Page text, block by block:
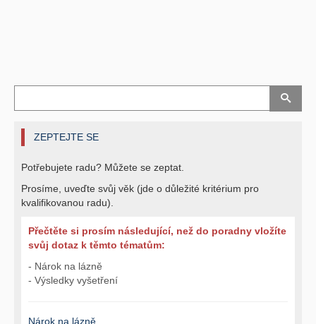
ZEPTEJTE SE
Potřebujete radu? Můžete se zeptat.
Prosíme, uveďte svůj věk (jde o důležité kritérium pro
kvalifikovanou radu).
Přečtěte si prosím následující, než do poradny vložíte
svůj dotaz k těmto tématům:
- Nárok na lázně
- Výsledky vyšetření
Nárok na lázně